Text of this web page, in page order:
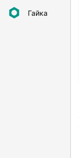
Гайка